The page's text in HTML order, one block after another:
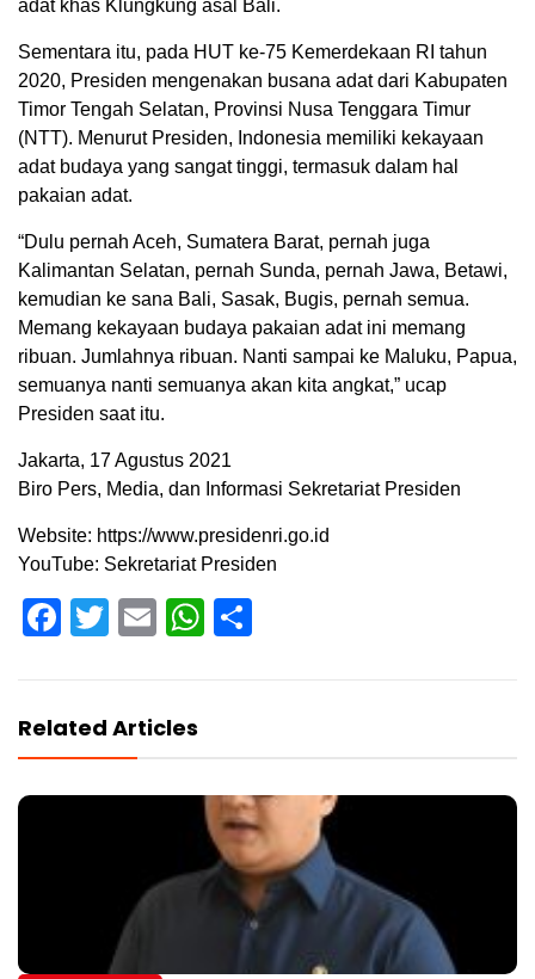
adat khas Klungkung asal Bali.
Sementara itu, pada HUT ke-75 Kemerdekaan RI tahun
2020, Presiden mengenakan busana adat dari Kabupaten
Timor Tengah Selatan, Provinsi Nusa Tenggara Timur
(NTT). Menurut Presiden, Indonesia memiliki kekayaan
adat budaya yang sangat tinggi, termasuk dalam hal
pakaian adat.
“Dulu pernah Aceh, Sumatera Barat, pernah juga
Kalimantan Selatan, pernah Sunda, pernah Jawa, Betawi,
kemudian ke sana Bali, Sasak, Bugis, pernah semua.
Memang kekayaan budaya pakaian adat ini memang
ribuan. Jumlahnya ribuan. Nanti sampai ke Maluku, Papua,
semuanya nanti semuanya akan kita angkat,” ucap
Presiden saat itu.
Jakarta, 17 Agustus 2021
Biro Pers, Media, dan Informasi Sekretariat Presiden
Website: https://www.presidenri.go.id
YouTube: Sekretariat Presiden
Facebook
Twitter
EmailWhatsApp
Related Articles